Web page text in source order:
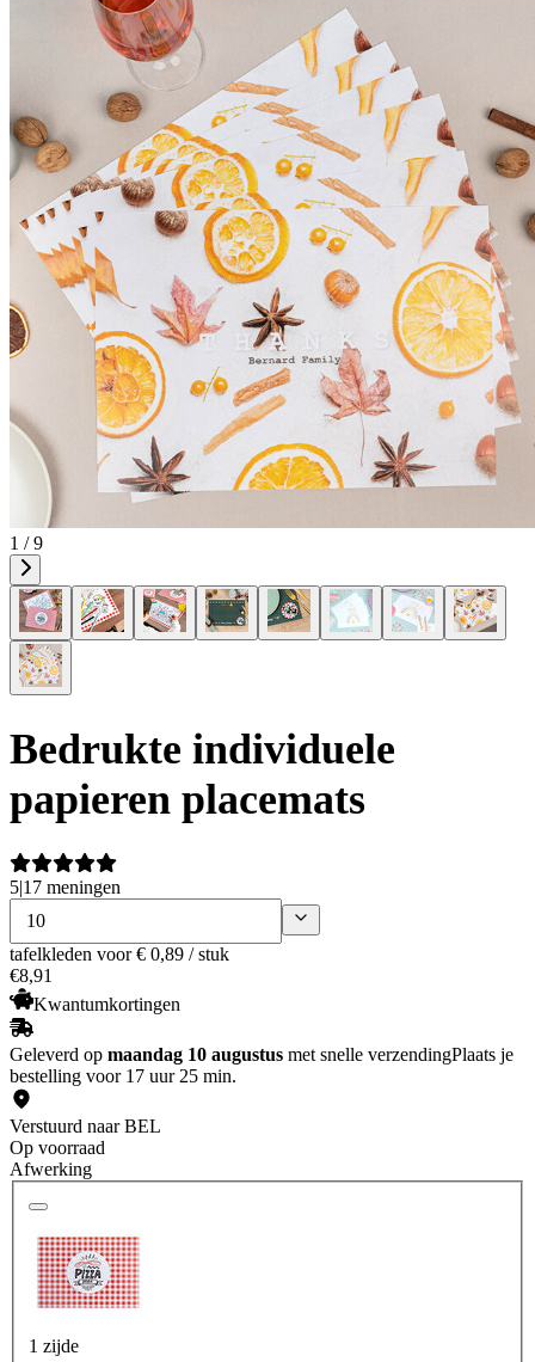
1 / 9
Bedrukte individuele
papieren placemats
5|17 meningen
tafelkleden voor € 0,89 / stuk
€8,91
Kwantumkortingen
Geleverd op maandag 10 augustus met snelle verzendingPlaats je
bestelling voor 17 uur 25 min.
Verstuurd naar BEL
Op voorraad
Afwerking
1 zijde